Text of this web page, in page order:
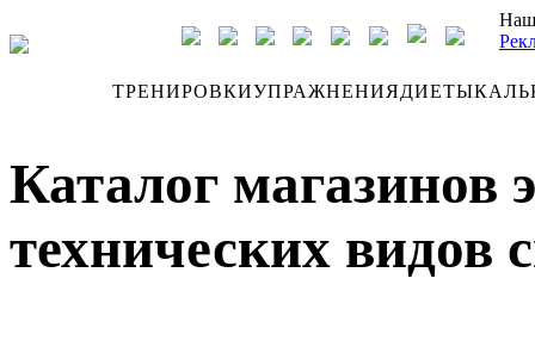
ТРЕНИРОВКИУПРАЖНЕНИЯДИЕТЫ
Каталог магазинов
технических видов